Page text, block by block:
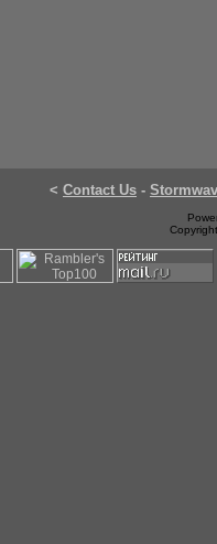
< Contact Us -